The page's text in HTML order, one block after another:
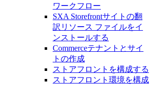
ワークフロー
SXA Storefrontサイトの翻
訳リソース ファイルをイ
ンストールする
Commerceテナントとサイ
トの作成
ストアフロントを構成する
ストアフロント環境を構成